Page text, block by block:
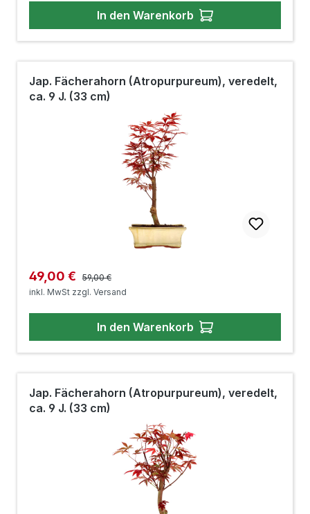
In den Warenkorb
Jap. Fächerahorn (Atropurpureum), veredelt,
ca. 9 J. (33 cm)
Verkaufspreis:
49,00 € Regulärer Preis:
59,00 €
inkl. MwSt zzgl. Versand
In den Warenkorb
Jap. Fächerahorn (Atropurpureum), veredelt,
ca. 9 J. (33 cm)